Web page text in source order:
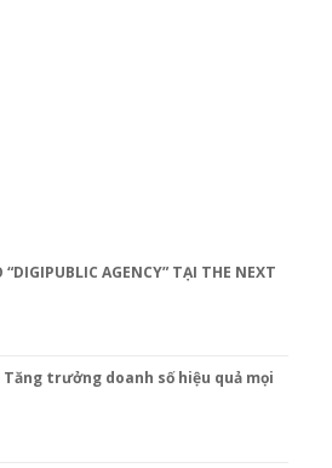
“DIGIPUBLIC AGENCY” TẠI THE NEXT
trưởng doanh số hiệu quả mọi